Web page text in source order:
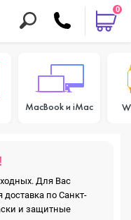
0
MacBook и iMac
Для Вас
по Санкт-
и защитные